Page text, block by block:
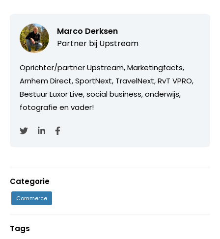
Marco Derksen
Partner bij Upstream
Oprichter/partner Upstream, Marketingfacts,
Arnhem Direct, SportNext, TravelNext, RvT VPRO,
Bestuur Luxor Live, social business, onderwijs,
fotografie en vader!
Categorie
Commerce
Tags